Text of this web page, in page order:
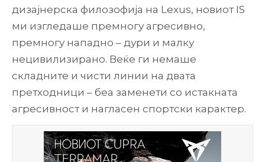
дизајнерска филозофија на Lexus, новиот IS
ми изгледаше премногу агресивно,
премногу нападно – дури и малку
нецивилизирано. Веќе ги немаше
складните и чисти линии на двата
претходници – беа заменети со истакната
агресивност и нагласен спортски карактер.